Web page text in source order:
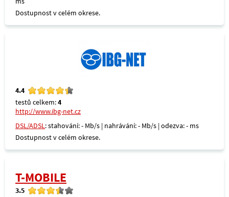
Dostupnost v celém okrese.
4.4
testů celkem:4
http://www.ibg-net.cz
DSL/ADSL: stahování: - Mb/s | nahrávání: - Mb/s | odezva: - ms
Dostupnost v celém okrese.
T-MOBILE
3.5